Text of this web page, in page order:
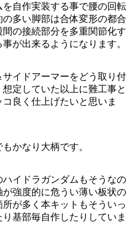
自作実装する事で腰の回転
多い脚部は合体変形の都合
間の接続部分を多重関節化す
が出来るようになります。
イドアーマーをどう取り付
定していた以上に難工事と
良く仕上げたいと思いま
かなり大柄です。
イドラガンダムもそうなの
強度的に危うい薄い板状の
が多く本キットもそういっ
基部毎自作したりしていま